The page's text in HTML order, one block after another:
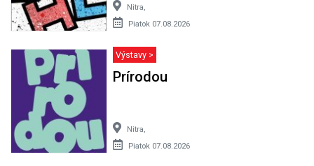
Nitra,
Piatok 07.08.2026
Výstavy >
Prírodou
Nitra,
Piatok 07.08.2026